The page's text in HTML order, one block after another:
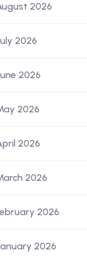
2026
2026
2026
2026
2026
2026
2026
2026